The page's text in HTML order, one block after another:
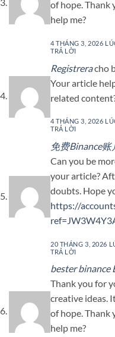
of hope. Thank
help me?
4 THÁNG 3, 2026
TRẢ LỜI
Registreracho
Your article
related
4 THÁNG 3, 2026
TRẢ LỜI
免费Binance账
Can you be
your article?
doubts. Hope
https://
20 THÁNG 3, 2026
TRẢ LỜI
bester binance
Thank you for
creative ideas.
of hope. Thank
help me?